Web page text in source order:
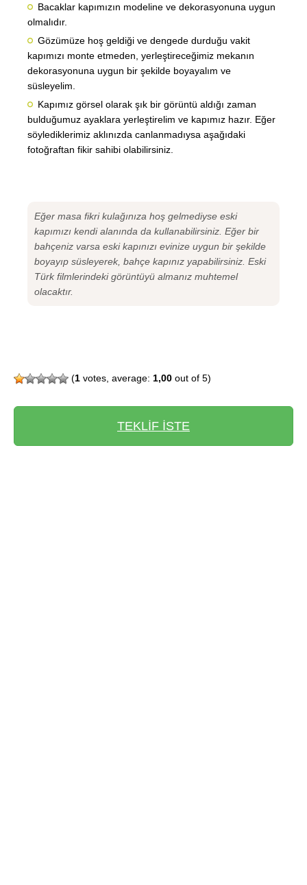
Bacaklar kapımızın modeline ve dekorasyonuna uygun
olmalıdır.
Gözümüze hoş geldiği ve dengede durduğu vakit
kapımızı monte etmeden, yerleştireceğimiz mekanın
dekorasyonuna uygun bir şekilde boyayalım ve
süsleyelim.
Kapımız görsel olarak şık bir görüntü aldığı zaman
bulduğumuz ayaklara yerleştirelim ve kapımız hazır. Eğer
söylediklerimiz aklınızda canlanmadıysa aşağıdaki
fotoğraftan fikir sahibi olabilirsiniz.
Eğer masa fikri kulağınıza hoş gelmediyse eski
kapımızı kendi alanında da kullanabilirsiniz. Eğer bir
bahçeniz varsa eski kapınızı evinize uygun bir şekilde
boyayıp süsleyerek, bahçe kapınız yapabilirsiniz. Eski
Türk filmlerindeki görüntüyü almanız muhtemel
olacaktır.
(1 votes, average: 1,00 out of 5)
TEKLİF İSTE